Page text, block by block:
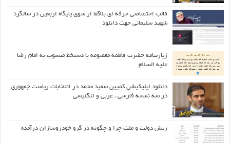
قالب اختصاصی حرفه ای بلاگفا از سوی پایگاه اربعین در سالگرد
شهید سلیمانی جهت دانلود
زیارتنامه حضرت فاطمه معصومه با دستخط منسوب به امام رضا
علیه السلام
دانلود اپلیکیشن کمپین سعید محمد در انتخابات ریاست جمهوری
در سه نسخه فارسی ، عربی و انگلیسی
ریش دولت و ملت چرا و چگونه در گرو خودروسازان درآمده